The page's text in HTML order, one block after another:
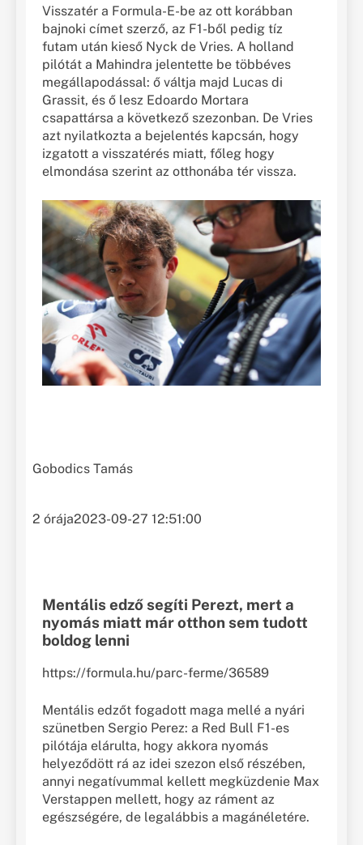
Visszatér a Formula-E-be az ott korábban
bajnoki címet szerző, az F1-ből pedig tíz
futam után kieső Nyck de Vries. A holland
pilótát a Mahindra jelentette be többéves
megállapodással: ő váltja majd Lucas di
Grassit, és ő lesz Edoardo Mortara
csapattársa a következő szezonban. De Vries
azt nyilatkozta a bejelentés kapcsán, hogy
izgatott a visszatérés miatt, főleg hogy
elmondása szerint az otthonába tér vissza.
Gobodics Tamás
2 órája2023-09-27 12:51:00
Mentális edző segíti Perezt, mert a
nyomás miatt már otthon sem tudott
boldog lenni
https://formula.hu/parc-ferme/36589
Mentális edzőt fogadott maga mellé a nyári
szünetben Sergio Perez: a Red Bull F1-es
pilótája elárulta, hogy akkora nyomás
helyeződött rá az idei szezon első részében,
annyi negatívummal kellett megküzdenie Max
Verstappen mellett, hogy az ráment az
egészségére, de legalábbis a magánéletére.